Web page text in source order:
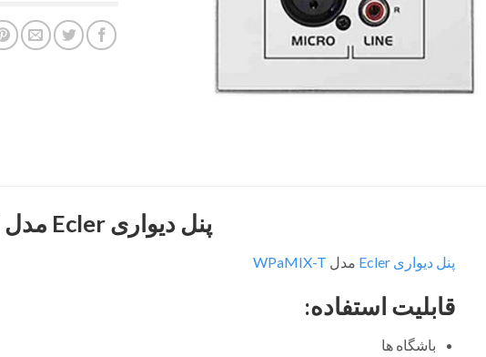
پنل دیواری Ecler مدل WPaMIX-T
پنل دیواری Ecler مدل WPaMIX-T
قابلیت استفاده:
باشگاه ها